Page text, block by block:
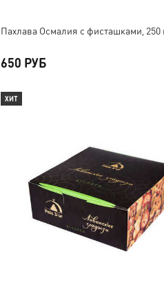
Пахлава Осмалия с фисташками, 250
650 РУБ
ХИТ